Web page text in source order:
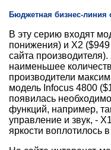
Бюджетная бизнес-линия
В эту серию входят
понижения) и Х2
сайта
наименьшее
производители
модель Infocus 4800
появилась
функций, например,
управление и звук, -
яркости воплотилось